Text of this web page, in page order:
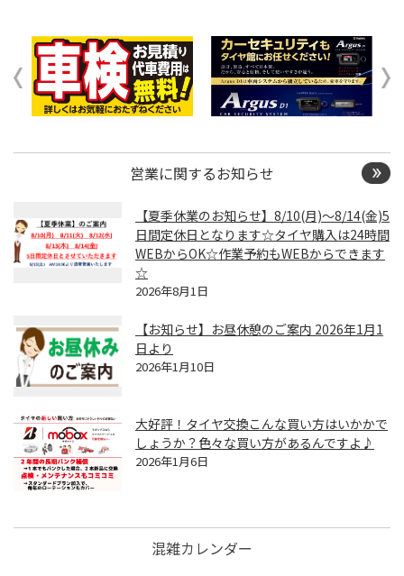
営業に関するお知らせ
【夏季休業のお知らせ】8/10(月)～8/14(金)5
日間定休日となります☆タイヤ購入は24時間
WEBからOK☆作業予約もWEBからできます
☆
2026年8月1日
【お知らせ】お昼休憩のご案内 2026年1月1
日より
2026年1月10日
大好評！タイヤ交換こんな買い方はいかかで
しょうか？色々な買い方があるんですよ♪
2026年1月6日
混雑カレンダー